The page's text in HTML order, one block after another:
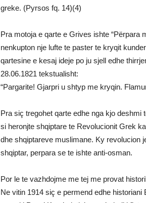
greke. (Pyrsos fq. 14)(4)
Pra motoja e qarte e Grives ishte “Përpara
nenkupton nje lufte te paster te kryqit
qartesine e kesaj ideje po ju sjell edhe
28.06.1821 tekstualisht:
“Pargarite! Gjarpri u shtyp me kryqin.
Pra siç tregohet qarte edhe nga kjo deshmi
si heronjte shqiptare te Revolucionit Grek
dhe shqiptareve muslimane. Ky revolucion
shqiptar, perpara se te ishte anti-osman.
Por le te vazhdojme me tej me provat
Ne vitin 1914 siç e permend edhe historiani